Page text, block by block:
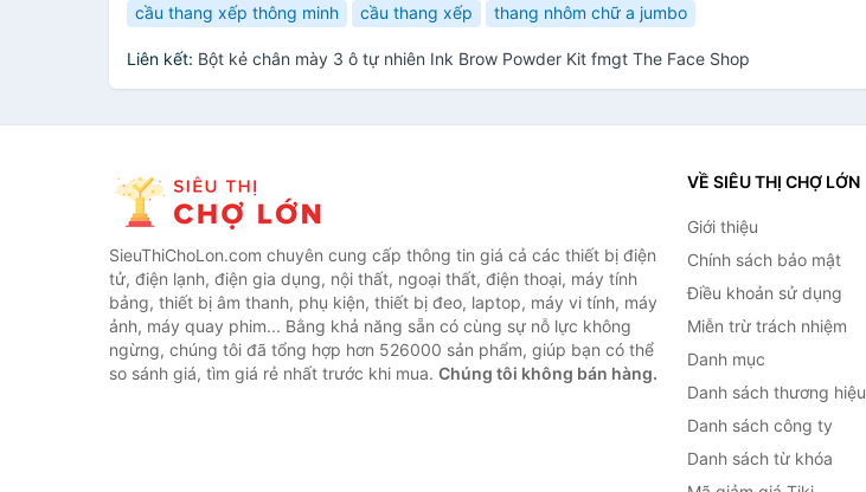
cầu thang xếp thông minh
cầu thang xếp thang nhôm chữ a jumbo
Liên kết: Bột kẻ chân mày 3 ô tự nhiên Ink Brow Powder Kit fmgt The Face Shop
SieuThiChoLon.com chuyên cung cấp thông tin giá cả các thiết bị điện
tử, điện lạnh, điện gia dụng, nội thất, ngoại thất, điện thoại, máy tính
bảng, thiết bị âm thanh, phụ kiện, thiết bị đeo, laptop, máy vi tính, máy
ảnh, máy quay phim... Bằng khả năng sẵn có cùng sự nỗ lực không
ngừng, chúng tôi đã tổng hợp hơn 526000 sản phẩm, giúp bạn có thể
so sánh giá, tìm giá rẻ nhất trước khi mua. Chúng tôi không bán hàng.
VỀ SIÊU THỊ CHỢ LỚN
Giới thiệu
Chính sách bảo mật
Điều khoản sử dụng
Miễn trừ trách nhiệm
Danh mục
Danh sách thương hiệu
Danh sách công ty
Danh sách từ khóa